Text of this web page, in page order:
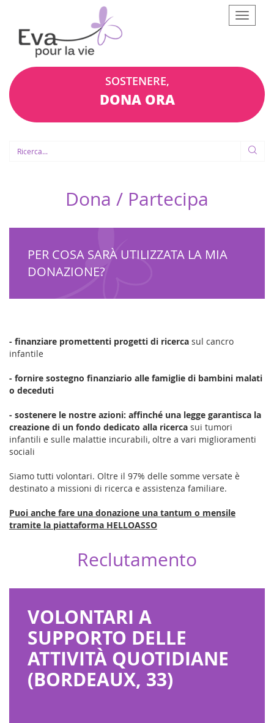
Afficher
le
SOSTENERE,
DONA ORA
Dona / Partecipa
PER COSA SARÀ UTILIZZATA LA MIA
DONAZIONE?
- finanziare promettenti progetti di ricerca sul cancro
infantile
- fornire sostegno finanziario alle famiglie di bambini malati
o deceduti
- sostenere le nostre azioni: affinché una legge garantisca la
creazione di un fondo dedicato alla ricerca sui tumori
infantili e sulle malattie incurabili, oltre a vari miglioramenti
sociali
Siamo tutti volontari. Oltre il 97% delle somme versate è
destinato a missioni di ricerca e assistenza familiare.
Puoi anche fare una donazione una tantum o mensile
tramite la piattaforma HELLOASSO
Reclutamento
VOLONTARI A
SUPPORTO DELLE
ATTIVITÀ QUOTIDIANE
(BORDEAUX, 33)